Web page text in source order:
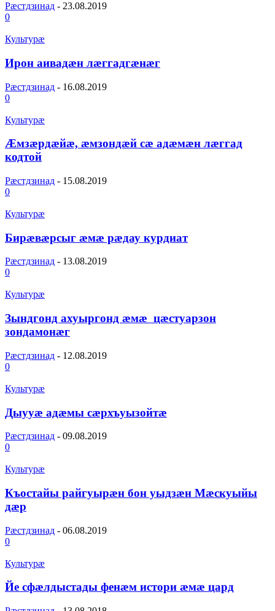
Рæстдзинад - 23.08.2019
0
Культурæ
Ирон аивадӕн лӕггадгӕнӕг
Рæстдзинад - 16.08.2019
0
Культурæ
Ӕмзӕрдӕйӕ, ӕмзондӕй сӕ адӕмӕн лӕггад
кодтой
Рæстдзинад - 15.08.2019
0
Культурæ
Бирӕвӕрсыг ӕмӕ рӕдау курдиат
Рæстдзинад - 13.08.2019
0
Культурæ
Зындгонд ахуыргонд ӕмӕ цӕстуарзон
зондамонӕг
Рæстдзинад - 12.08.2019
0
Культурæ
Дыууӕ адӕмы сӕрхъуызойтӕ
Рæстдзинад - 09.08.2019
0
Культурæ
Къостайы райгуырӕн бон уыдзӕн Мӕскуыйы
дӕр
Рæстдзинад - 06.08.2019
0
Культурæ
Йе сфæлдыстады фенæм истори æмæ цард